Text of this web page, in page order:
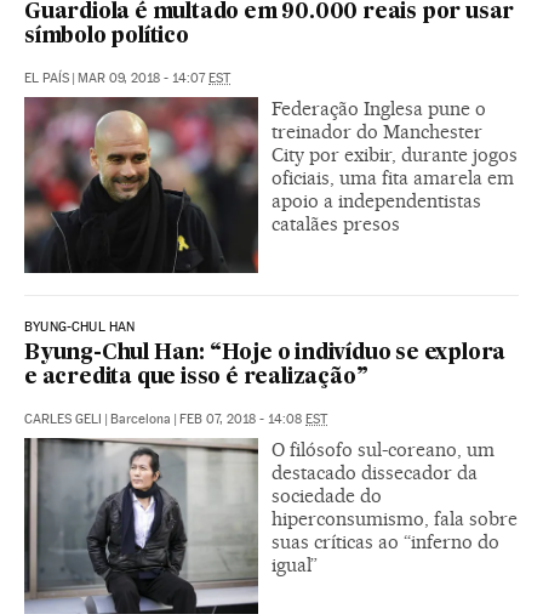
Guardiola é multado em 90.000 reais por usar
símbolo político
EL PAÍS | MAR 09, 2018 - 14:07EST
Federação Inglesa pune o
treinador do Manchester
City por exibir, durante jogos
oficiais, uma fita amarela em
apoio a independentistas
catalães presos
BYUNG-CHUL HAN
Byung-Chul Han: “Hoje o indivíduo se explora
e acredita que isso é realização”
CARLES GELI | Barcelona | FEB 07, 2018 - 14:08 EST
O filósofo sul-coreano, um
destacado dissecador da
sociedade do
hiperconsumismo, fala sobre
suas críticas ao “inferno do
igual”